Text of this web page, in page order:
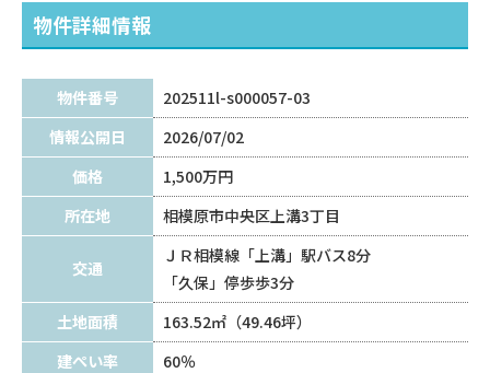
物件詳細情報
物件番号
202511l-s000057-03
情報公開日
2026/07/02
価格
1,500万円
所在地
相模原市中央区上溝3丁目
交通
ＪＲ相模線「上溝」駅バス8分
「久保」停歩歩3分
土地面積
163.52㎡（49.46坪）
建ぺい率
60％